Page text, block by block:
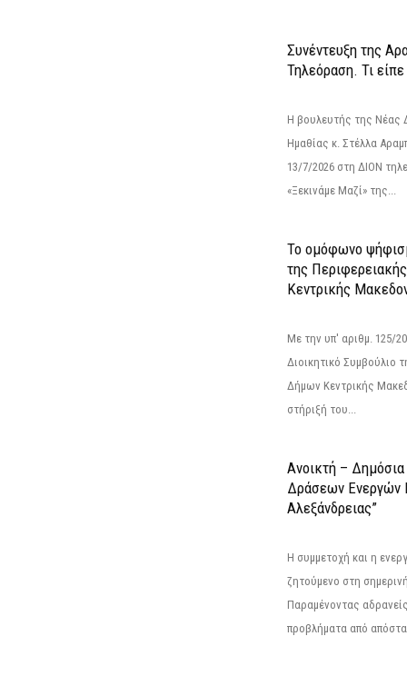
Συνέντευξη της
Τηλεόραση. Τι
Η βουλευτής της Νέας
Ημαθίας κ. Στέλλα
13/7/2026 στη ΔΙΟΝ
«Ξεκινάμε Μαζί» της...
Το ομόφωνο
της
Κεντρικής
Με την υπ' αριθμ. 125/
Διοικητικό Συμβούλιο
Δήμων Κεντρικής
στήριξή του...
Ανοικτή –
Δράσεων Eνεργών
Αλεξάνδρειας”
Η συμμετοχή και η
ζητούμενο στη
Παραμένοντας
προβλήματα από